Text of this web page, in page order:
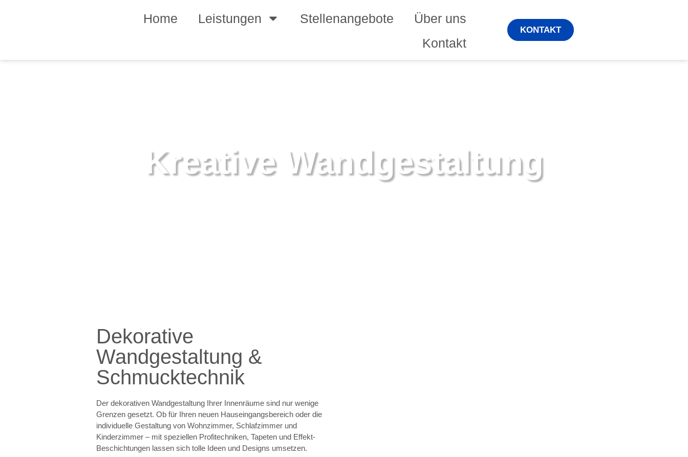
Home Leistungen Stellenangebote
Über uns
Kontakt
KONTAKT
Kreative Wandge­staltung
Dekorative
Wandgestaltung &
Schmucktechnik
Der dekorativen Wandgestaltung Ihrer Innenräume sind nur wenige
Grenzen gesetzt. Ob für Ihren neuen Hauseingangsbereich oder die
individuelle Gestaltung von Wohnzimmer, Schlafzimmer und
Kinderzimmer – mit speziellen Profitechniken, Tapeten und Effekt-
Beschichtungen lassen sich tolle Ideen und Designs umsetzen.